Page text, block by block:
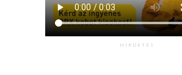
HIRDETÉS